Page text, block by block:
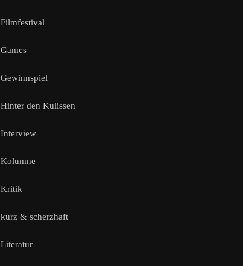
Filmfestival
Games
Gewinnspiel
Hinter den Kulissen
Interview
Kolumne
Kritik
kurz & scherzhaft
Literatur